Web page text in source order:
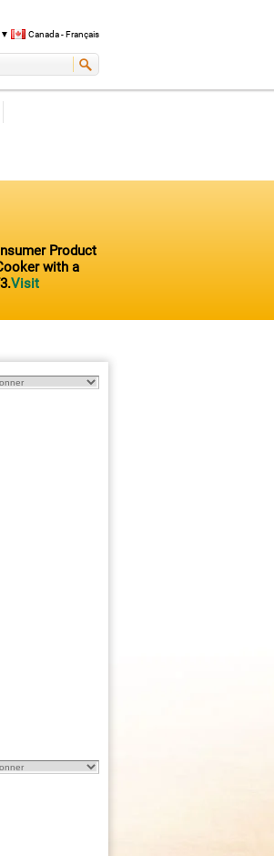
Canada - Français
Product
with a
Visit